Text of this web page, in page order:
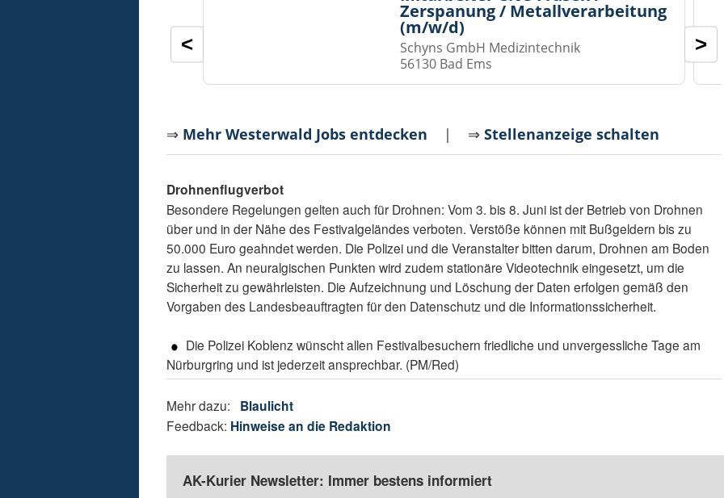
Zerspanung / Metallverarbeitung
(m/w/d)
Schyns GmbH Medizintechnik
56130 Bad Ems
< >
⇒ Mehr Westerwald Jobs entdecken | ⇒Stellenanzeige schalten
Drohnenflugverbot
Besondere Regelungen gelten auch für Drohnen: Vom 3. bis 8. Juni ist der Betrieb von Drohnen
über und in der Nähe des Festivalgeländes verboten. Verstöße können mit Bußgeldern bis zu
50.000 Euro geahndet werden. Die Polizei und die Veranstalter bitten darum, Drohnen am Boden
zu lassen. An neuralgischen Punkten wird zudem stationäre Videotechnik eingesetzt, um die
Sicherheit zu gewährleisten. Die Aufzeichnung und Löschung der Daten erfolgen gemäß den
Vorgaben des Landesbeauftragten für den Datenschutz und die Informationssicherheit.
Die Polizei Koblenz wünscht allen Festivalbesuchern friedliche und unvergessliche Tage am
Nürburgring und ist jederzeit ansprechbar. (PM/Red)
Mehr dazu: Blaulicht
Feedback: Hinweise an die Redaktion
AK-Kurier Newsletter: Immer bestens informiert